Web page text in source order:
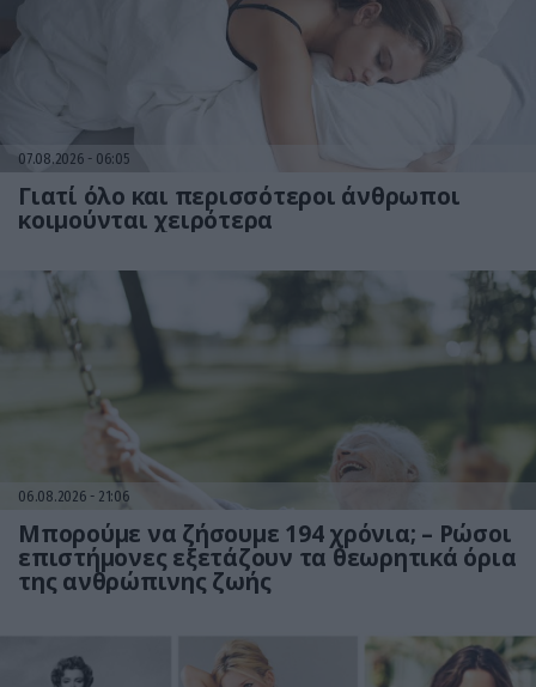
07.08.2026 06:05
Γιατί όλο και περισσότεροι άνθρωποι
κοιμούνται χειρότερα
06.08.2026 21:06
Μπορούμε να ζήσουμε 194 χρόνια; – Ρώσοι
επιστήμονες εξετάζουν τα θεωρητικά όρια
της ανθρώπινης ζωής